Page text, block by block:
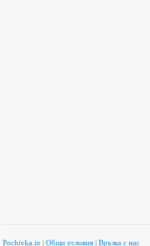
Pochivka.in |Общи условия |Връзка с нас